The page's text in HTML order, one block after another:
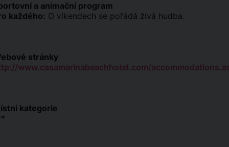
a animační program
každého: O víkendech se pořádá živá hudba.
stránky
www.casamarinabeachhotel.com/
kategorie